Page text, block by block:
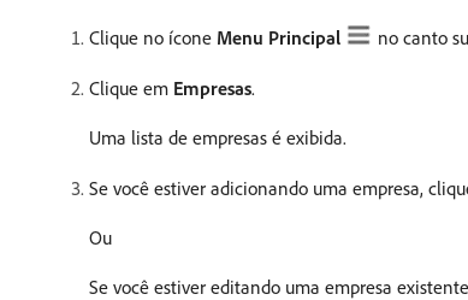
Clique no ícone Menu Principal no canto
Clique em Empresas.
Uma lista de empresas é exibida.
Se você estiver adicionando uma empresa,
Ou
Se você estiver editando uma empresa